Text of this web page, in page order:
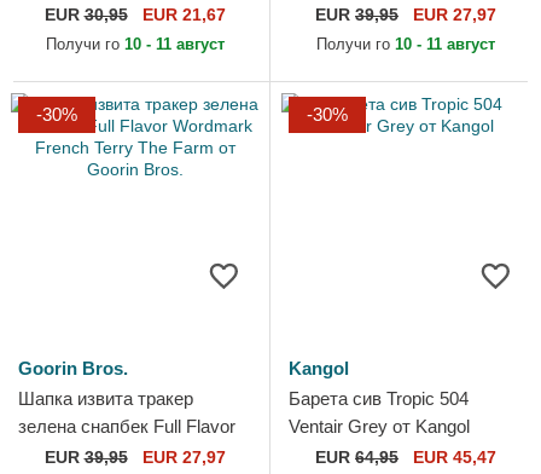
Tonal на Chicago Bulls NBA
от New Era
EUR30,95 EUR 21,67
Получи го 10 - 11 август
Sport The Farm от Goorin
Bros.
EUR 39,95 EUR 27,97
Получи го 10 - 11 август
-30%
Goorin Bros.
Шапка извита тракер
зелена снапбек Full Flavor
Wordmark French Terry The
EUR39,95 EUR 27,97
-30%
Kangol
Барета сив Tropic 504
Ventair Grey от Kangol
EUR 64,95 EUR 45,47